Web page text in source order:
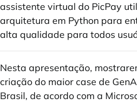
assistente virtual do PicPay
arquitetura em Python para
alta qualidade para todos
Nesta apresentação,
criação do maior case de
Brasil, de acordo com a